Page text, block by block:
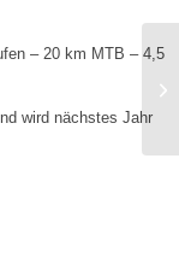
– 20 km MTB – 4,5
wird nächstes Jahr